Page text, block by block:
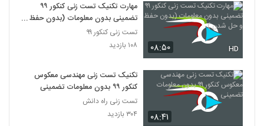
۰۸:۵۰ HD
مهارت تکنیک تست زنی کنکور ۹۹
تضمینی بدون معلومات (بدون حفظ و
حل شدن )
تست زنی کنکور ۹۹
۱۰۸ بازدید
۰۸:۴۱
تکنیک تست زنی مهندسی معکوس
کنکور ۹۹ بدون معلومات تضمینی
تست زنی راه دانش
۳۰۴ بازدید